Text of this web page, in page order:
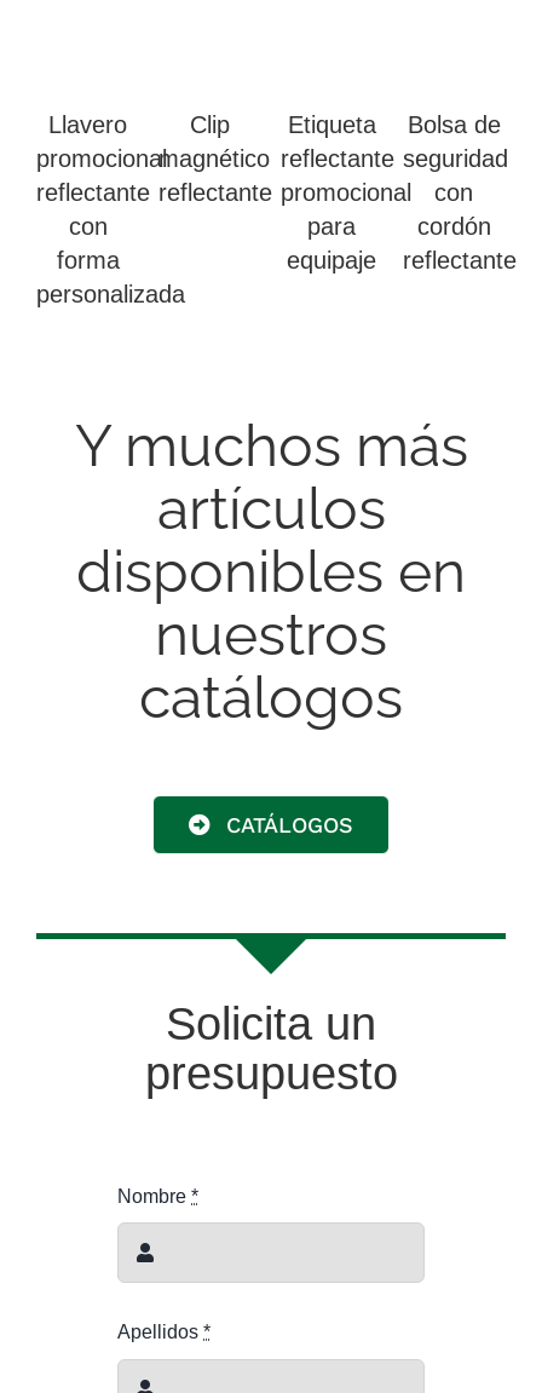
Llavero
promocional
reflectante
con
forma
personalizada
Clip
magnético
reflectante
Etiqueta
reflectante
promocional
para
equipaje
Bolsa de
seguridad
con
cordón
reflectante
Y muchos más
artículos
disponibles en
nuestros
catálogos
CATÁLOGOS
Solicita un
presupuesto
Nombre*
Apellidos*